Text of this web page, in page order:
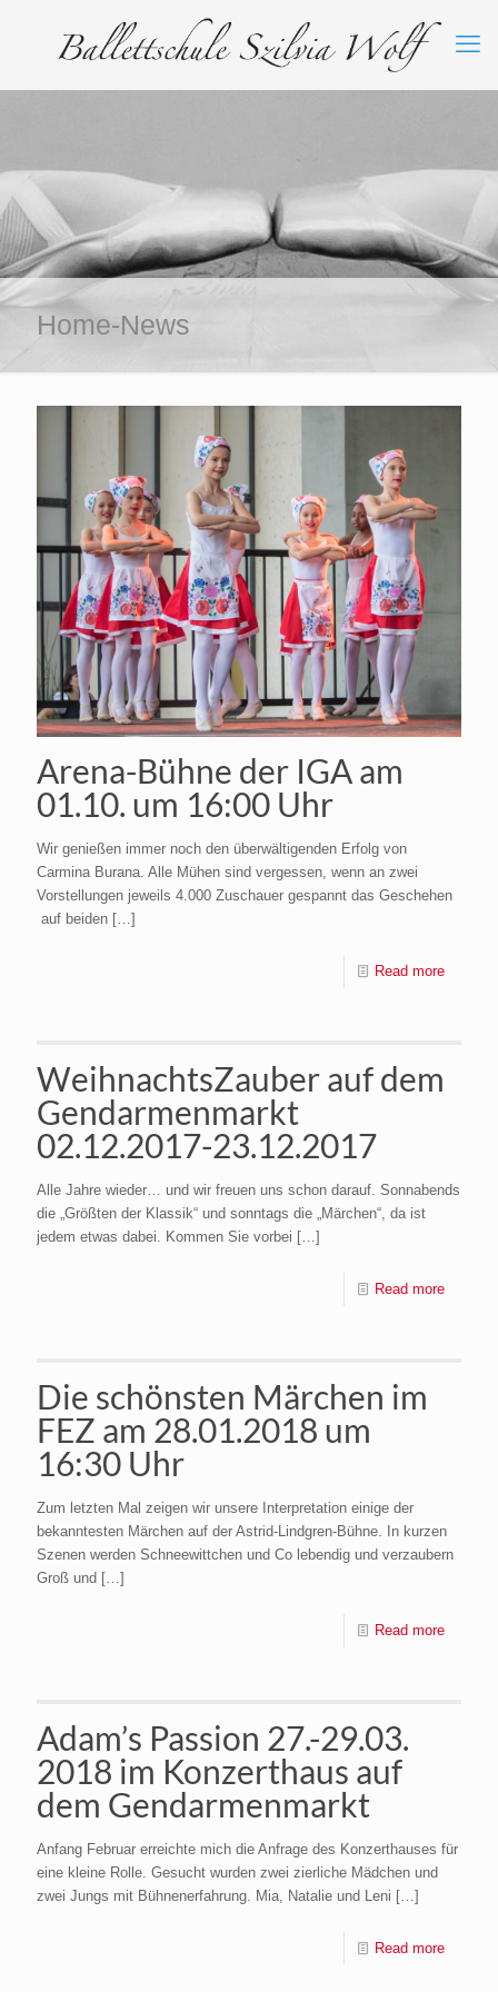
Home-News
Arena-Bühne der IGA am
01.10. um 16:00 Uhr
Wir genießen immer noch den überwältigenden Erfolg von
Carmina Burana. Alle Mühen sind vergessen, wenn an zwei
Vorstellungen jeweils 4.000 Zuschauer gespannt das Geschehen
auf beiden […]
Read more
WeihnachtsZauber auf dem
Gendarmenmarkt
02.12.2017-23.12.2017
Alle Jahre wieder… und wir freuen uns schon darauf. Sonnabends
die „Größten der Klassik“ und sonntags die „Märchen“, da ist
jedem etwas dabei. Kommen Sie vorbei […]
Read more
Die schönsten Märchen im
FEZ am 28.01.2018 um
16:30 Uhr
Zum letzten Mal zeigen wir unsere Interpretation einige der
bekanntesten Märchen auf der Astrid-Lindgren-Bühne. In kurzen
Szenen werden Schneewittchen und Co lebendig und verzaubern
Groß und […]
Read more
Adam’s Passion 27.-29.03.
2018 im Konzerthaus auf
dem Gendarmenmarkt
Anfang Februar erreichte mich die Anfrage des Konzerthauses für
eine kleine Rolle. Gesucht wurden zwei zierliche Mädchen und
zwei Jungs mit Bühnenerfahrung. Mia, Natalie und Leni […]
Read more